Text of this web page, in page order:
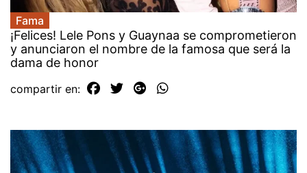
Fama
¡Felices! Lele Pons y Guaynaa se comprometieron
y anunciaron el nombre de la famosa que será la
dama de honor
compartir en: